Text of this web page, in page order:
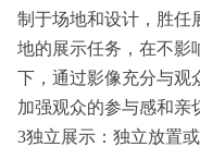
制于场地和设计，胜任
地的展示任务，在不影
下，通过影像充分与观
加强观众的参与感和亲
3独立展示：独立放置